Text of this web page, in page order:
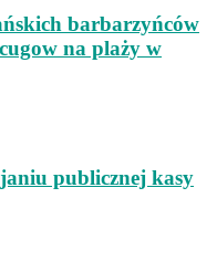
barbarzyńców
na plaży w
publicznej kasy